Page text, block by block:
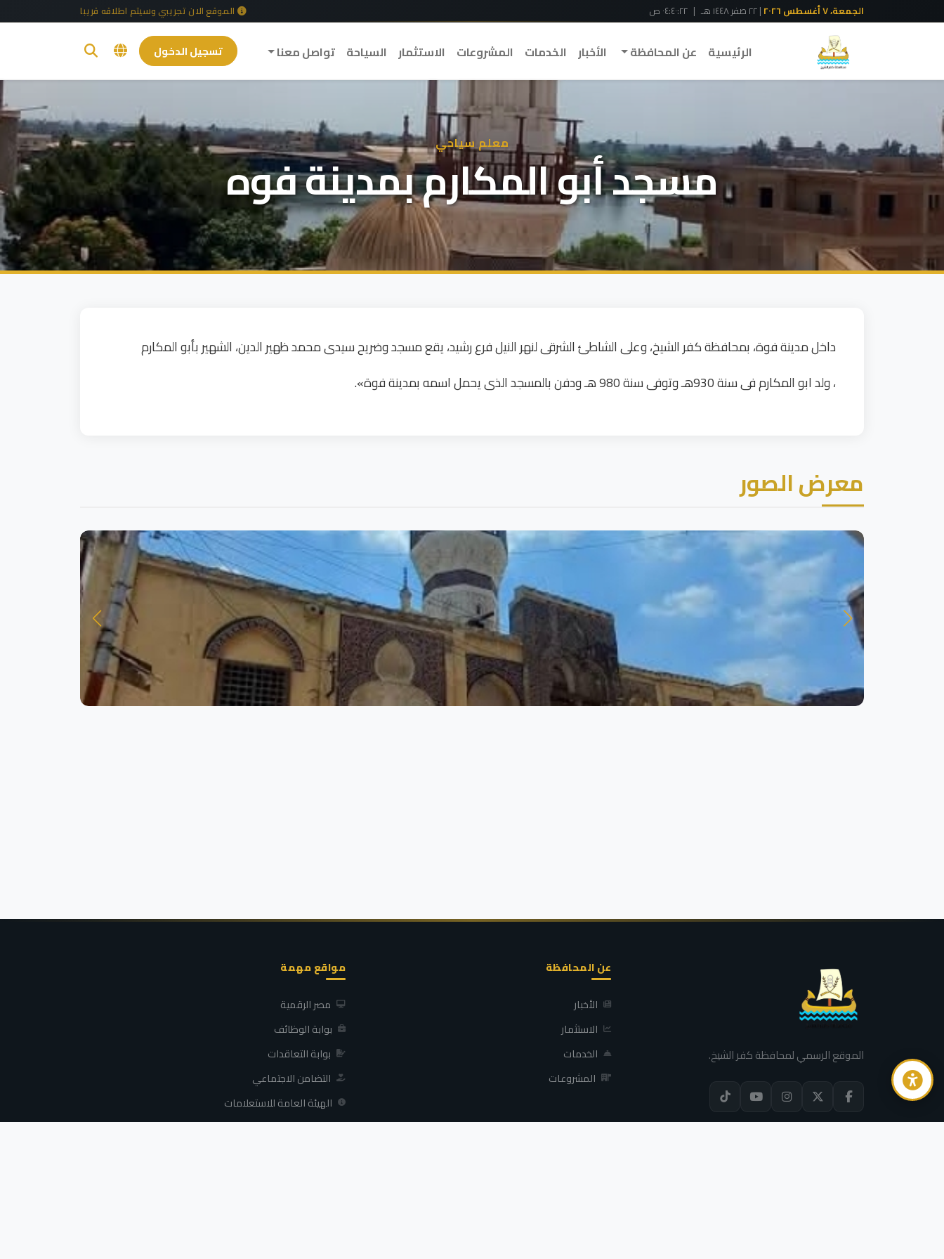
الجمعة، ٧ أغسطس ٢٠٢٦ | ٢٢ صفر ١٤٤٨ هـ | ٠٤:٤٠:٢٢ ص الموقع الان تجريبي وسيتم اطلاقه قريبا
الرئيسية عن المحافظة الأخبار الخدمات المشروعات الاستثمار السياحة تواصل معنا تسجيل الدخول
معلم سياحي
مسجد أبو المكارم بمدينة فوه
داخل مدينة فوة، بمحافظة كفر الشيخ، وعلى الشاطئ الشرقى لنهر النيل فرع رشيد، يقع مسجد وضريح سيدى محمد ظهير الدين، الشهير بأبو المكارم
، ولد ابو المكارم فى سنة 930هـ وتوفى سنة 980 هـ ودفن بالمسجد الذى يحمل اسمه بمدينة فوة».
معرض الصور
الموقع الرسمي لمحافظة كفر الشيخ.
عن المحافظة
الأخبار
الاستثمار
الخدمات
المشروعات
مواقع مهمة
مصر الرقمية
بوابة الوظائف
بوابة التعاقدات
التضامن الاجتماعي
الهيئة العامة للاستعلامات